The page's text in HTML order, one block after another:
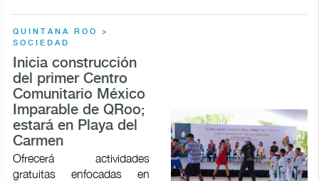
QUINTANA ROO >
SOCIEDAD
Inicia construcción
del primer Centro
Comunitario México
Imparable de QRoo;
estará en Playa del
Carmen
Ofrecerá actividades
gratuitas enfocadas en